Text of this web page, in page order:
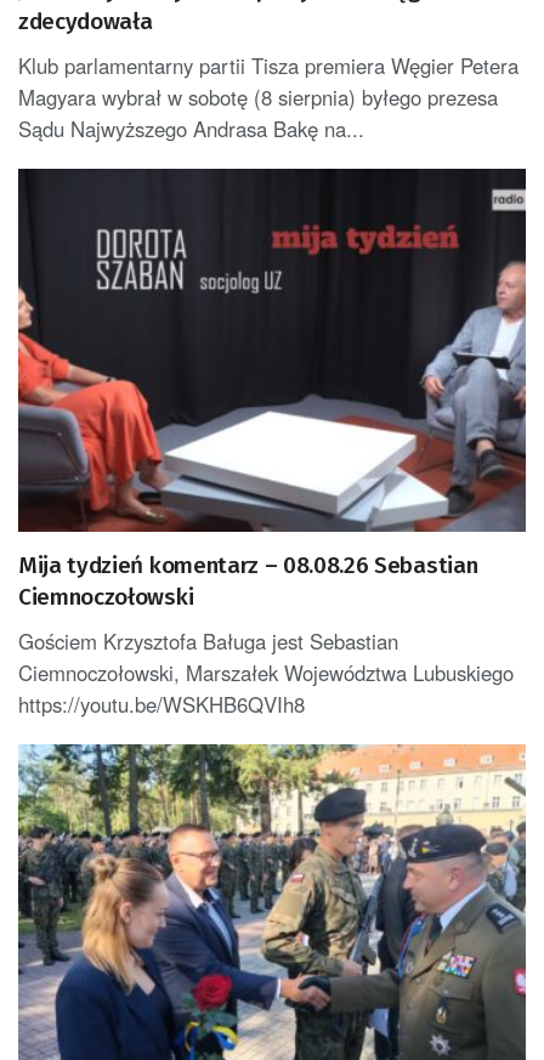
zdecydowała
Klub parlamentarny partii Tisza premiera Węgier Petera
Magyara wybrał w sobotę (8 sierpnia) byłego prezesa
Sądu Najwyższego Andrasa Bakę na...
Mija tydzień komentarz – 08.08.26 Sebastian
Ciemnoczołowski
Gościem Krzysztofa Baługa jest Sebastian
Ciemnoczołowski, Marszałek Województwa Lubuskiego
https://youtu.be/WSKHB6QVIh8